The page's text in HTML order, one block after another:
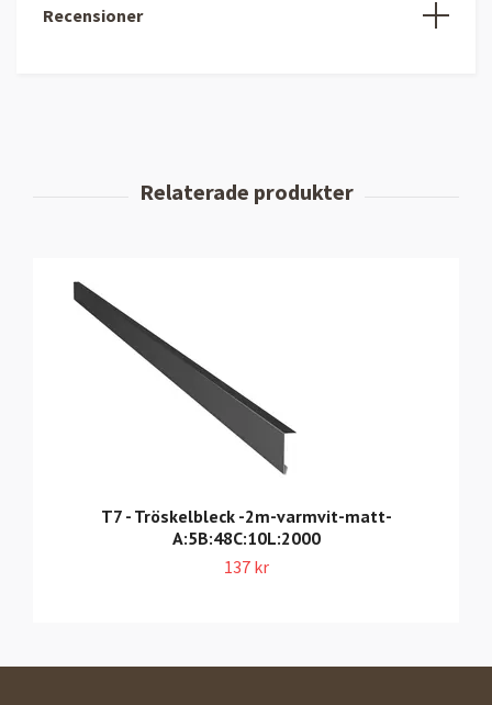
Recensioner
T7 - Tröskelbleck -2m-varmvit-matt-
A:5B:48C:10L:2000
137 kr